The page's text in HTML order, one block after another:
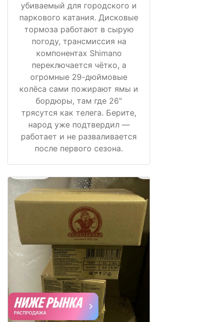
убиваемый для городского и
паркового катания. Дисковые
тормоза работают в сырую
погоду, трансмиссия на
компонентах Shimano
переключается чётко, а
огромные 29-дюймовые
колёса сами пожирают ямы и
бордюры, там где 26"
трясутся как телега. Берите,
народ уже подтвердил —
работает и не разваливается
после первого сезона.